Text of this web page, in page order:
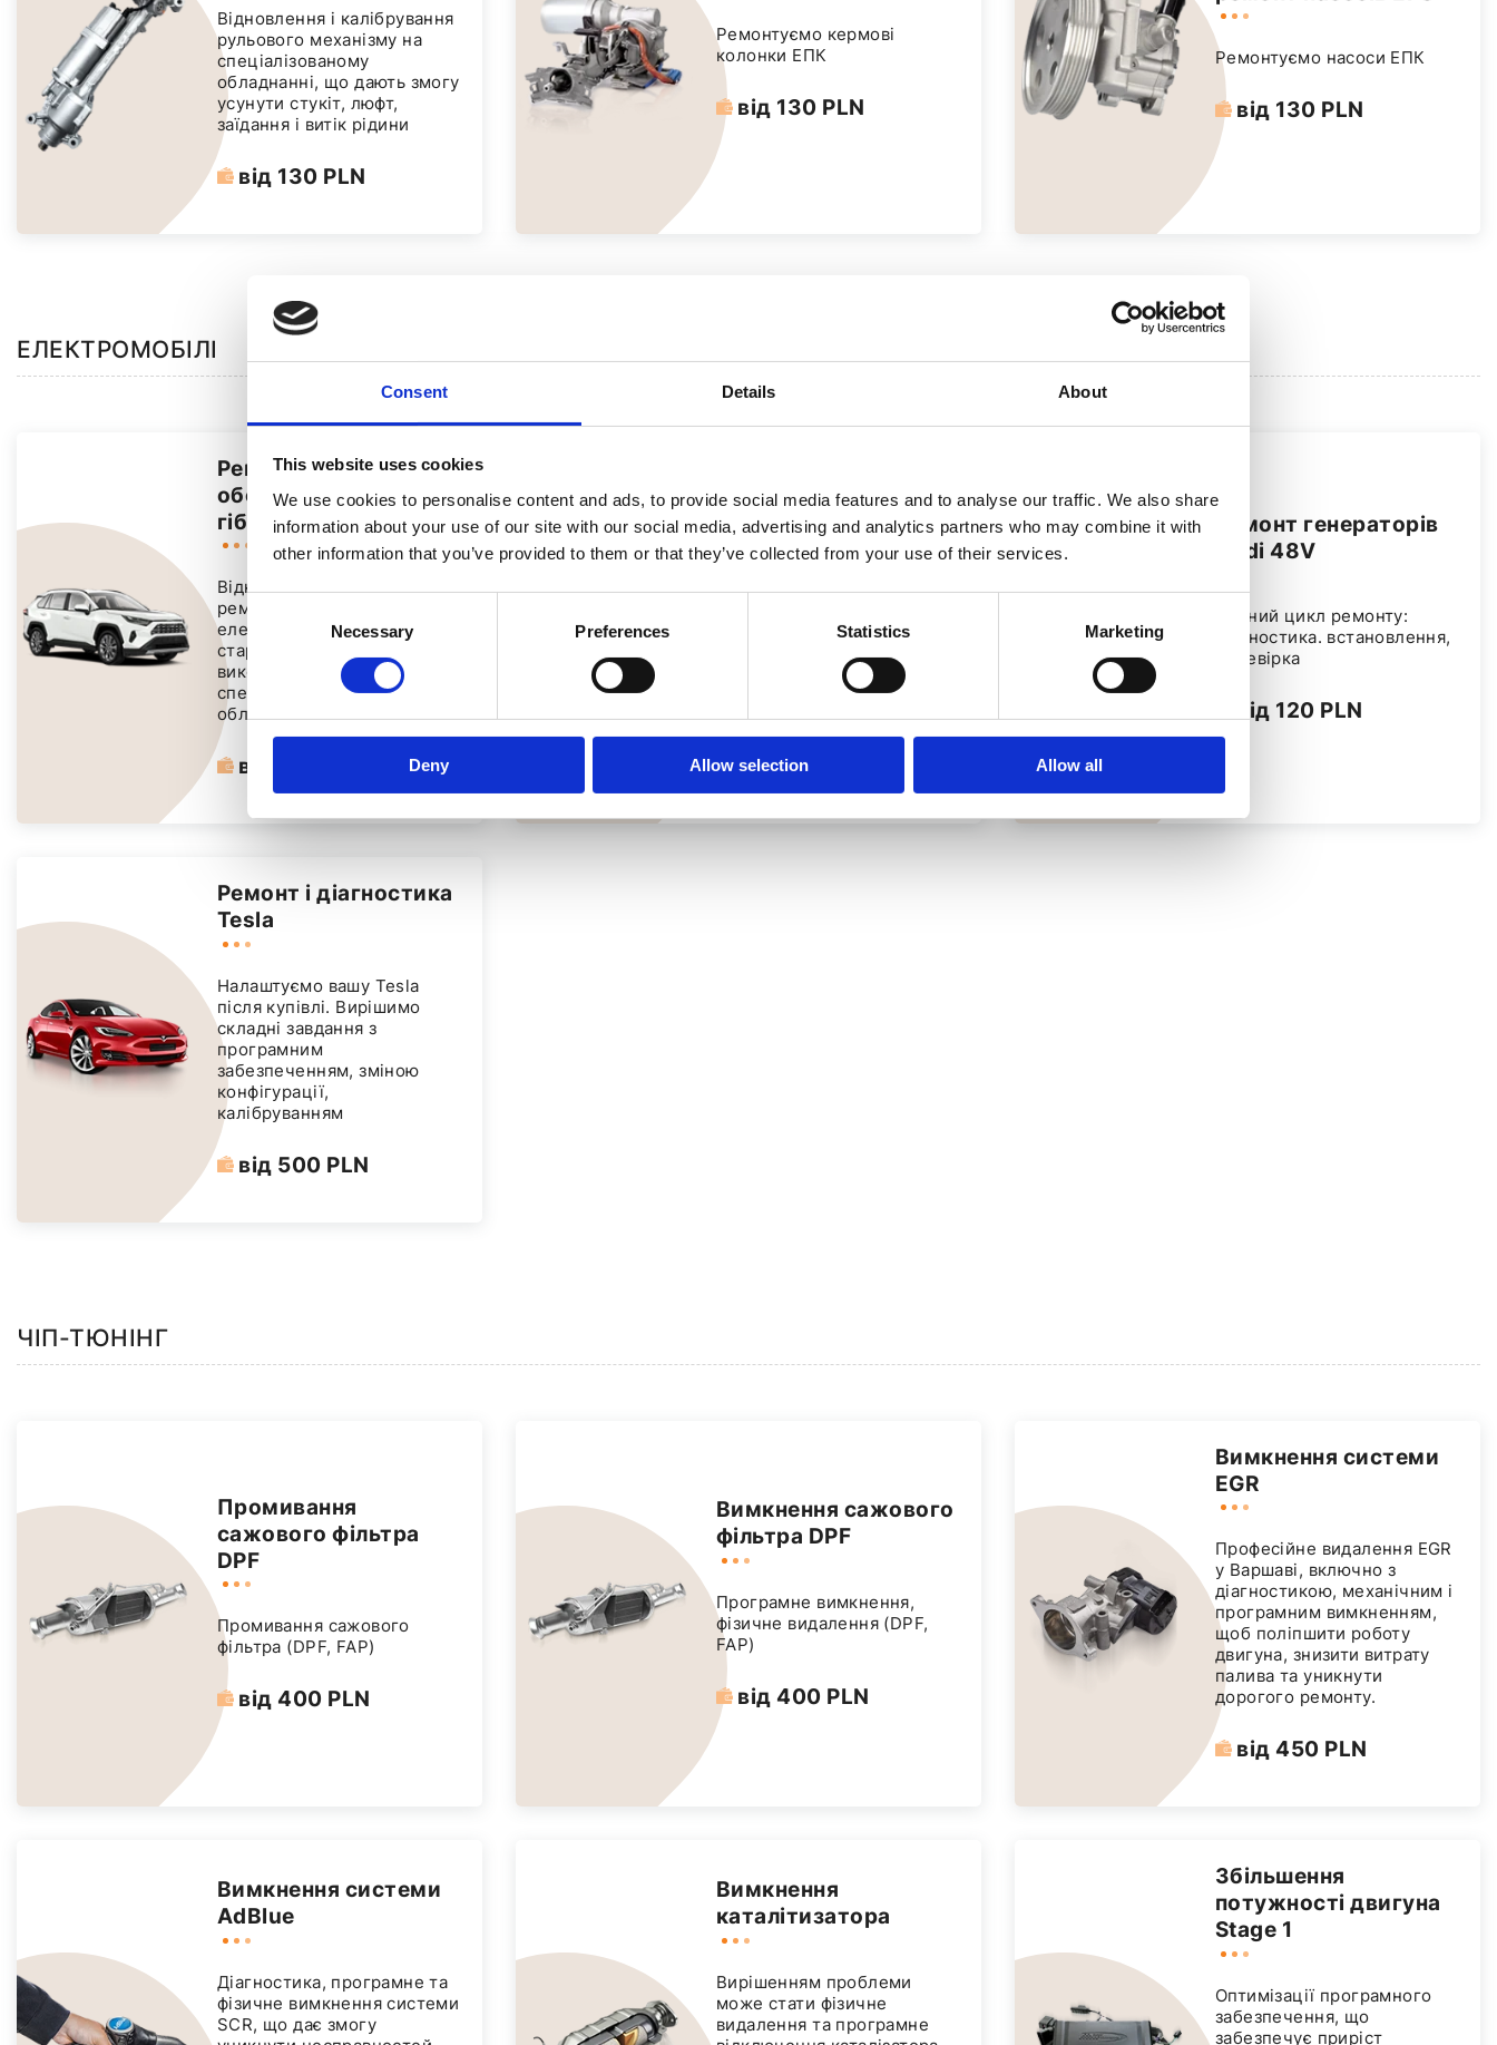
Consent Details About
This website uses cookies
We use cookies to personalise content and ads, to provide social media features and to analyse our traffic. We also share
information about your use of our site with our social media, advertising and analytics partners who may combine it with
other information that you’ve provided to them or that they’ve collected from your use of their services.
Consent
Selection
Necessary Preferences Statistics Marketing
Deny Allow selection Allow all
Відновлення і калібрування
рульового механізму на
спеціалізованому
обладнанні, що дають змогу
усунути стукіт, люфт,
заїдання і витік рідини
від 130 PLN
Ремонтуємо кермові
колонки ЕПК
від 130 PLN
Ремонтуємо насоси ЕПК
від 130 PLN
ЕЛЕКТРОМОБІЛІ
Ремонт та
обслуговування
гібридів
Відновлення акумуляторів,
ремонт електродвигунів,
електроніки, що управляє, і
стартер-генераторів із
використанням
спеціалізованого
обладнання
від 450 PLN
Ремонт та
обслуговування
Ремонт електродвигунів,
високовольтних батарей,
зарядних портів, інверторів
Ремонт генераторів
Audі 48V
Повний цикл ремонту:
діагностика. встановлення,
перевірка
від 120 PLN
Ремонт і діагностика
Tesla
Налаштуємо вашу Tesla
після купівлі. Вирішимо
складні завдання з
програмним
забезпеченням, зміною
конфігурації,
калібруванням
від 500 PLN
ЧІП-ТЮНІНГ
Промивання
сажового фільтра
DPF
Промивання сажового
фільтра (DPF, FAP)
від 400 PLN
Вимкнення сажового
фільтра DPF
Програмне вимкнення,
фізичне видалення (DPF,
FAP)
від 400 PLN
Вимкнення системи
EGR
Професійне видалення EGR
у Варшаві, включно з
діагностикою, механічним і
програмним вимкненням,
щоб поліпшити роботу
двигуна, знизити витрату
палива та уникнути
дорогого ремонту.
від 450 PLN
Вимкнення системи
AdBlue
Діагностика, програмне та
фізичне вимкнення системи
SCR, що дає змогу
Вимкнення
каталітизатора
Вирішенням проблеми
може стати фізичне
видалення та програмне
Збільшення
потужності двигуна
Stage 1
Оптимізації програмного
забезпечення, що
забезпечує приріст